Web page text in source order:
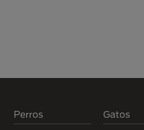
Perros Gatos